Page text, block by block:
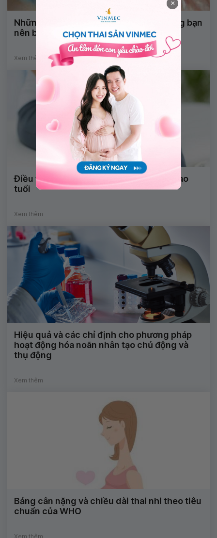
Những thông tin về ngân hàng tinh trùng bạn
nên biết
Xem thêm
Điều trị đau cơ xương khớp cho người cao
tuổi
Xem thêm
Hiệu quả và các chỉ định cho phương pháp
hoạt động hóa noãn nhân tạo chủ động và
thụ động
Xem thêm
Bảng cân nặng và chiều dài thai nhi theo tiêu
chuẩn của WHO
Xem thêm
×